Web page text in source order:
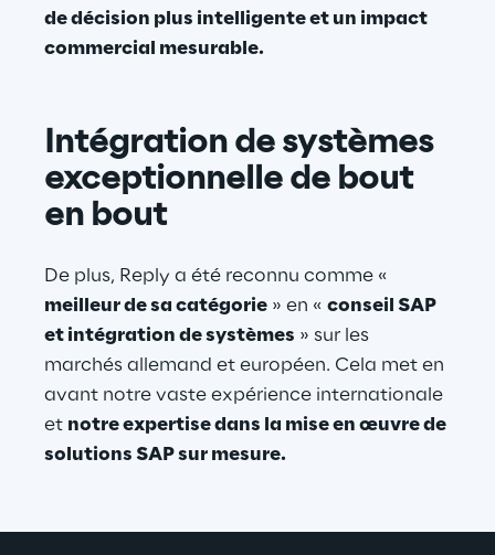
de décision plus intelligente et un impact
commercial mesurable.
Intégration de systèmes
exceptionnelle de bout
en bout
De plus, Reply a été reconnu comme «
meilleur de sa catégorie » en « conseil SAP
et intégration de systèmes » sur les
marchés allemand et européen. Cela met en
avant notre vaste expérience internationale
et notre expertise dans la mise en œuvre de
solutions SAP sur mesure.